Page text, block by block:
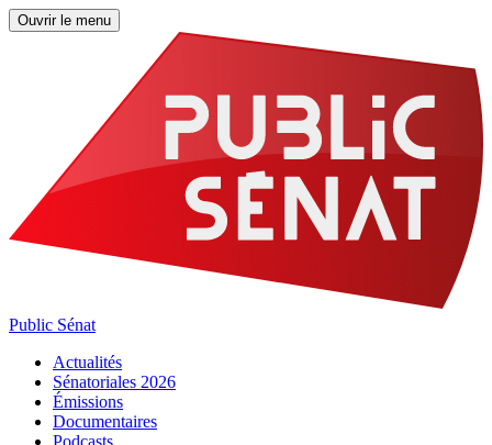
Ouvrir le menu
Public Sénat
Actualités
Sénatoriales 2026
Émissions
Documentaires